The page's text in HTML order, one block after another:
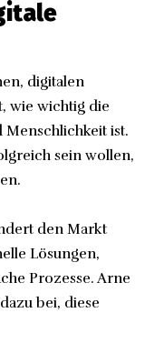
digitalen
wie wichtig die
ist.
sein wollen,
den Markt
Lösungen,
Prozesse. Arne
bei, diese